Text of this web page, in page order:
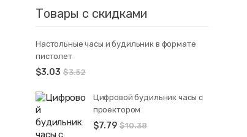
Товары с скидками
Настольные часы и будильник в формате
пистолет
$3.03 $3.52
Цифровой будильник часы с
проектором
$7.79 $10.38